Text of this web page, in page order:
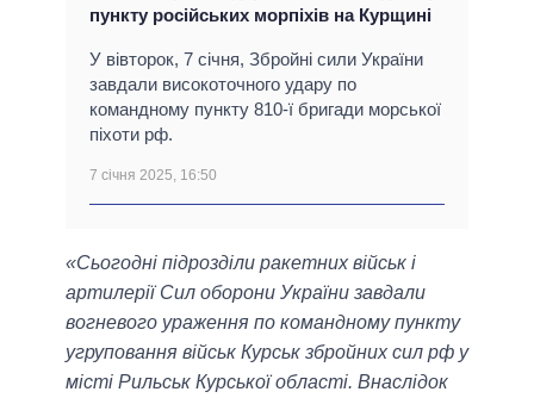
пункту російських морпіхів на Курщині
У вівторок, 7 січня, Збройні сили України
завдали високоточного удару по
командному пункту 810-ї бригади морської
піхоти рф.
7 січня 2025, 16:50
«Сьогодні підрозділи ракетних військ і
артилерії Сил оборони України завдали
вогневого ураження по командному пункту
угруповання військ Курськ збройних сил рф у
місті Рильськ Курської області. Внаслідок